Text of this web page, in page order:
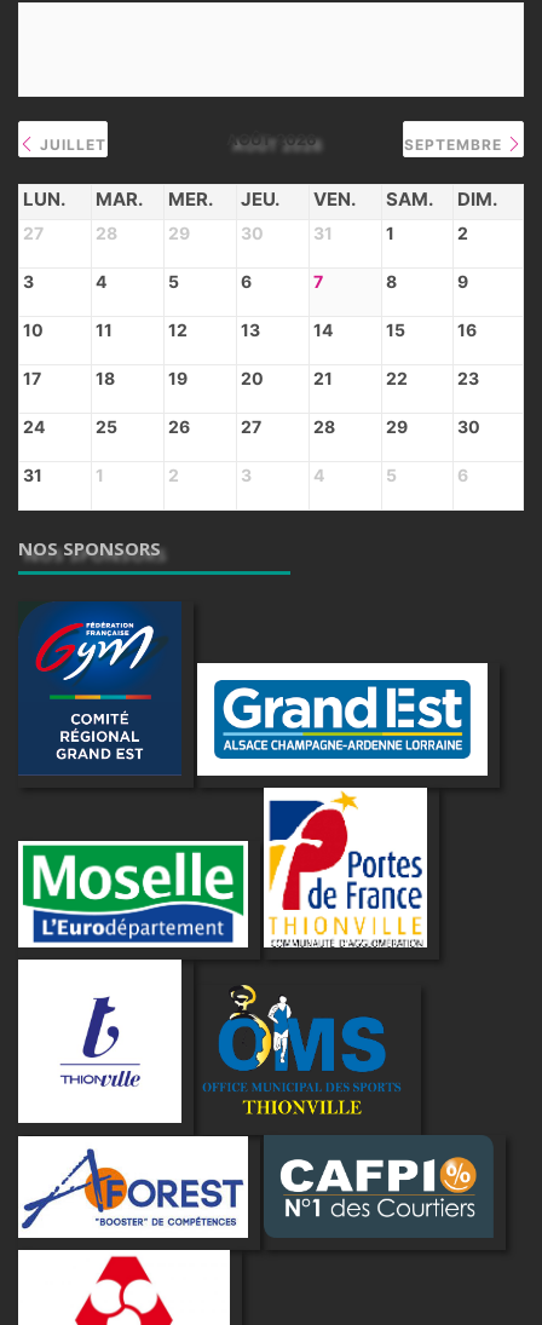
JUILLET AOÛT 2026 SEPTEMBRE
LUN. MAR. MER. JEU. VEN. SAM. DIM.
27 28 29 30 31 1 2
3 4 5 6 7 8 9
10 11 12 13 14 15 16
17 18 19 20 21 22 23
24 25 26 27 28 29 30
31 1 2 3 4 5 6
NOS SPONSORS